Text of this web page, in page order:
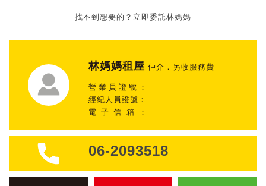
找不到想要的？立即委託林媽媽
林媽媽租屋 仲介．另收服務費
營業員證號：
經紀人員證號：
電子信箱：
06-2093518